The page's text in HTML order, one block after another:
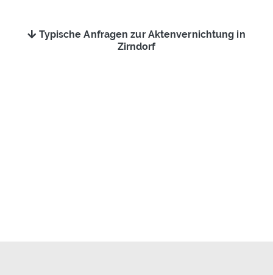
Typische Anfragen zur Aktenvernichtung in
Zirndorf